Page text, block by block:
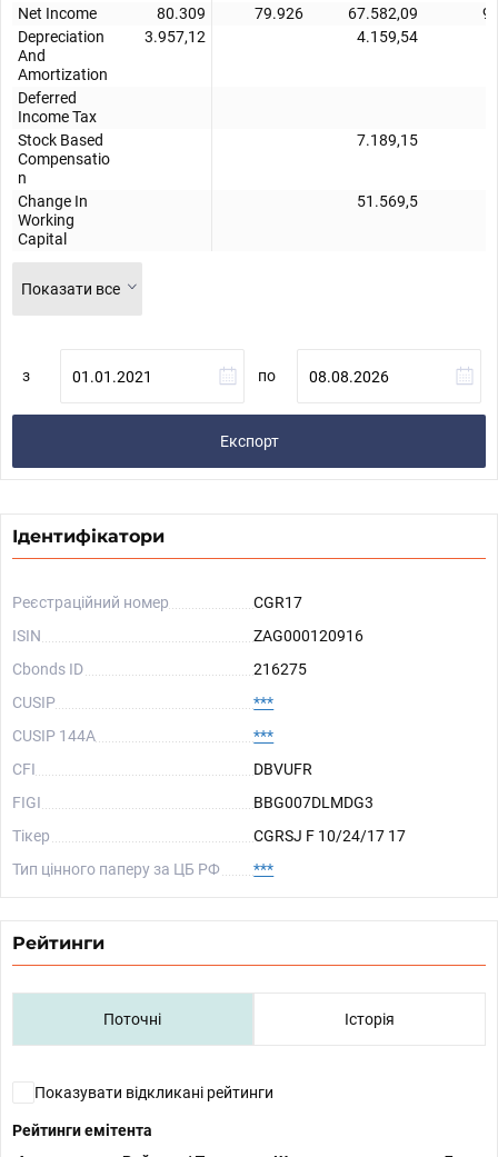
Net Income 80.309 79.926 67.582,09
Depreciation
And
Amortization
3.957,12 4.159,54
Deferred
Income Tax
Stock Based
Compensatio
n
7.189,15
Change In
Working
Capital
51.569,5
Показати все
з по
Експорт
Ідентифікатори
Реєстраційний номер
CGR17
ISIN
ZAG000120916
Cbonds ID
216275
CUSIP
***
CUSIP 144A
***
CFI
DBVUFR
FIGI
BBG007DLMDG3
Тікер
CGRSJ F 10/24/17 17
Тип цінного паперу за ЦБ РФ
***
Рейтинги
Поточні Історія
Показувати відкликані рейтинги
Рейтинги емітента